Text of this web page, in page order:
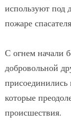
используют под
пожаре
С огнем начали
добровольной
которые
происшествия.